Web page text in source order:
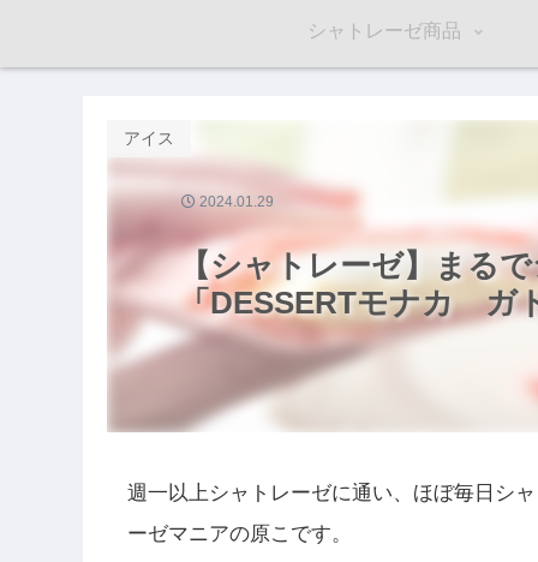
シャトレーゼ商品
【シャトレーゼ】まる
「DESSERTモナカ ガ
アイス
2024.01.29
週一以上シャトレーゼに通い、ほぼ毎日シ
ーゼマニアの原こです。